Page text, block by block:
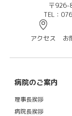
〒926-
TEL：
アクセス お
病院のご案内
理事長挨拶
病院長挨拶